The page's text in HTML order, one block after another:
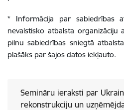
* Informācija par sabiedrības
nevalstisko atbalsta organizāciju
pilnu sabiedrības sniegtā
plašāks par šajos datos iekļauto.
Semināru ieraksti par
rekonstrukciju un